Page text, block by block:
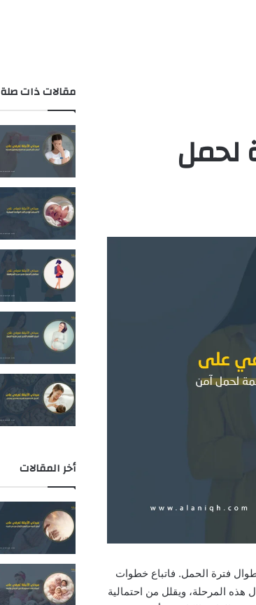
لحمل
فترة الحمل. فاتباع خطوات
المرحلة، ويقلل من احتمالية
مقالات ذات صلة
أخر المقالات